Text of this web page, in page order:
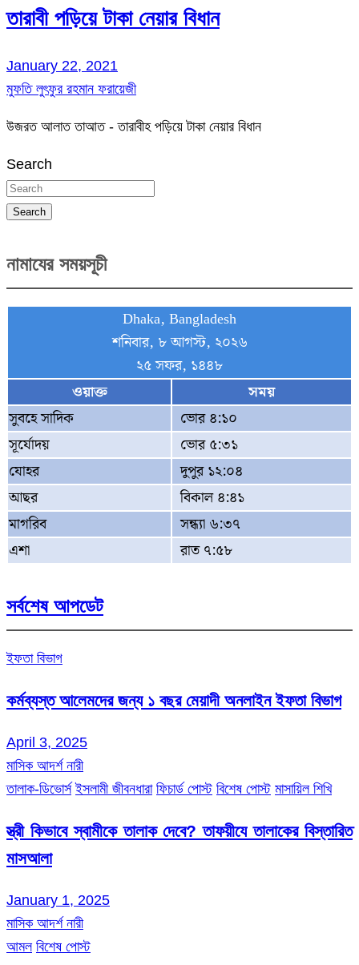
তারাবী পড়িয়ে টাকা নেয়ার বিধান
January 22, 2021
মুফতি লুৎফুর রহমান ফরায়েজী
উজরত আলাত তাআত - তারাবীহ পড়িয়ে টাকা নেয়ার বিধান
Search
Search
নামাযের সময়সূচী
Dhaka, Bangladesh
শনিবার, ৮ আগস্ট, ২০২৬
২৫ সফর, ১৪৪৮
ওয়াক্ত
সময়
সুবহে সাদিক
ভোর ৪:১০
সূর্যোদয়
ভোর ৫:৩১
যোহর
দুপুর ১২:০৪
আছর
বিকাল ৪:৪১
মাগরিব
সন্ধ্যা ৬:৩৭
এশা
রাত ৭:৫৮
সর্বশেষ আপডেট
ইফতা বিভাগ
কর্মব্যস্ত আলেমদের জন্য ১ বছর মেয়াদী অনলাইন ইফতা বিভাগ
April 3, 2025
মাসিক আদর্শ নারী
তালাক-ডিভোর্স ইসলামী জীবনধারা ফিচার্ড পোস্ট বিশেষ পোস্ট মাসায়িল শিখি
স্ত্রী কিভাবে স্বামীকে তালাক দেবে? তাফয়ীযে তালাকের বিস্তারিত
মাসআলা
January 1, 2025
মাসিক আদর্শ নারী
আমল বিশেষ পোস্ট